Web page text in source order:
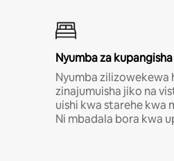
Nyumba za
Nyumba zilizowekewa
zinajumuisha jiko na
uishi kwa starehe kwa
Ni mbadala bora kwa